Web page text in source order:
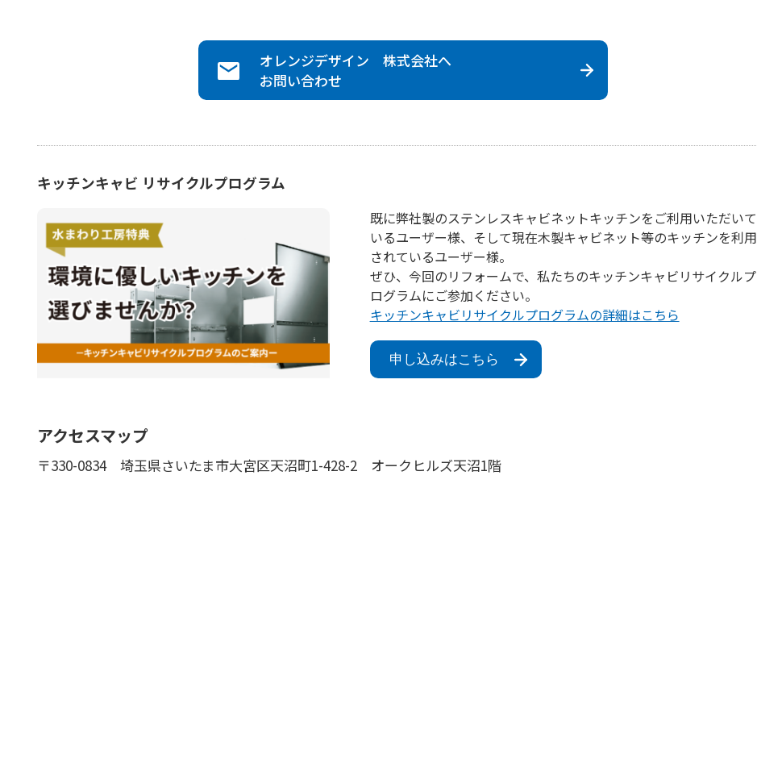
オレンジデザイン 株式会社へ
お問い合わせ
キッチンキャビ リサイクルプログラム
既に弊社製のステンレスキャビネットキッチンをご利用いただいて
いるユーザー様、そして現在木製キャビネット等のキッチンを利用
されているユーザー様。
ぜひ、今回のリフォームで、私たちのキッチンキャビリサイクルプ
ログラムにご参加ください。
キッチンキャビリサイクルプログラムの詳細はこちら
申し込みはこちら
アクセスマップ
〒330-0834 埼玉県さいたま市大宮区天沼町1-428-2 オークヒルズ天沼1階